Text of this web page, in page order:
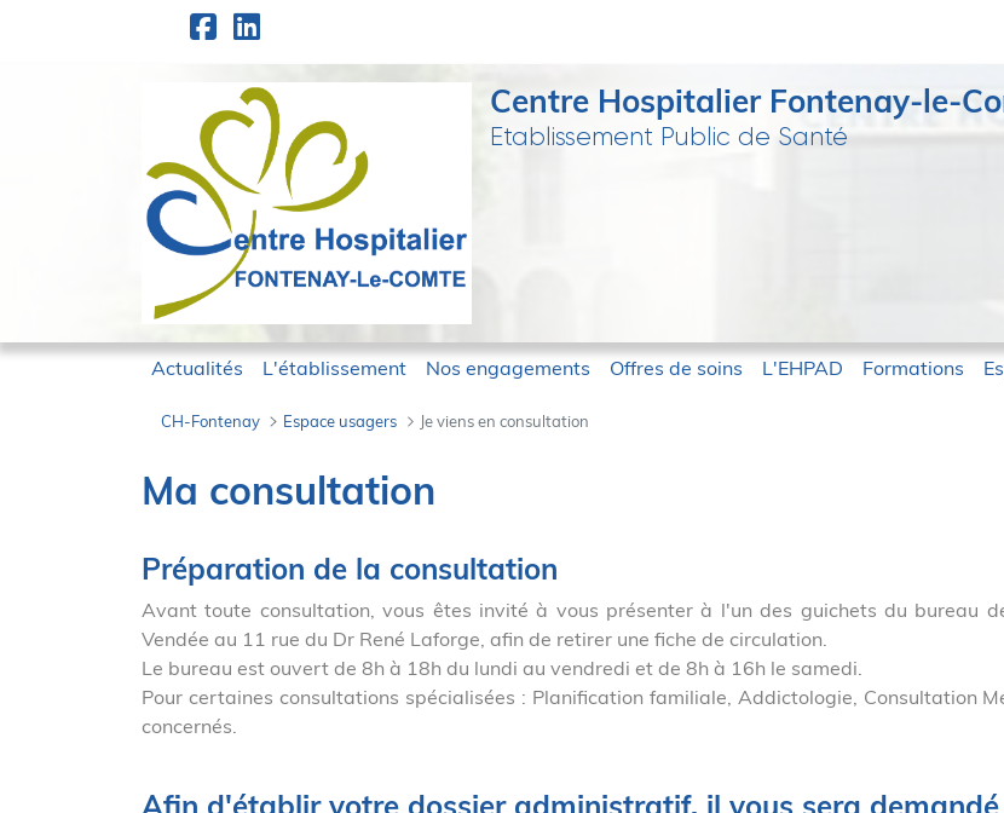
Saut au contenu principal
Centre Hospitalier Fontenay-le-
Etablissement Public de Santé
Actualités L'établissement Nos engagements Offres de soins L'EHPAD Formations
CH-Fontenay Espace usagers Je viens en consultation
Je viens en consultation - CH-Fontenay
Ma consultation
Préparation de la consultation
Avant toute consultation, vous êtes invité à vous présenter à l'un des guichets du bureau
Vendée au 11 rue du Dr René Laforge, afin de retirer une fiche de circulation.
Le bureau est ouvert de 8h à 18h du lundi au vendredi et de 8h à 16h le samedi.
Pour certaines consultations spécialisées : Planification familiale, Addictologie, Consultation
concernés.
Afin d'établir votre dossier administratif, il vous sera demandé
Panneau de gestion des cookies